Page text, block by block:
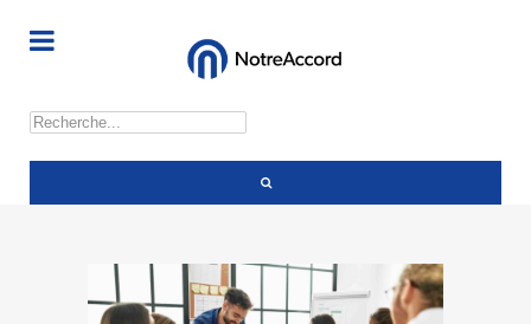
Rechercher